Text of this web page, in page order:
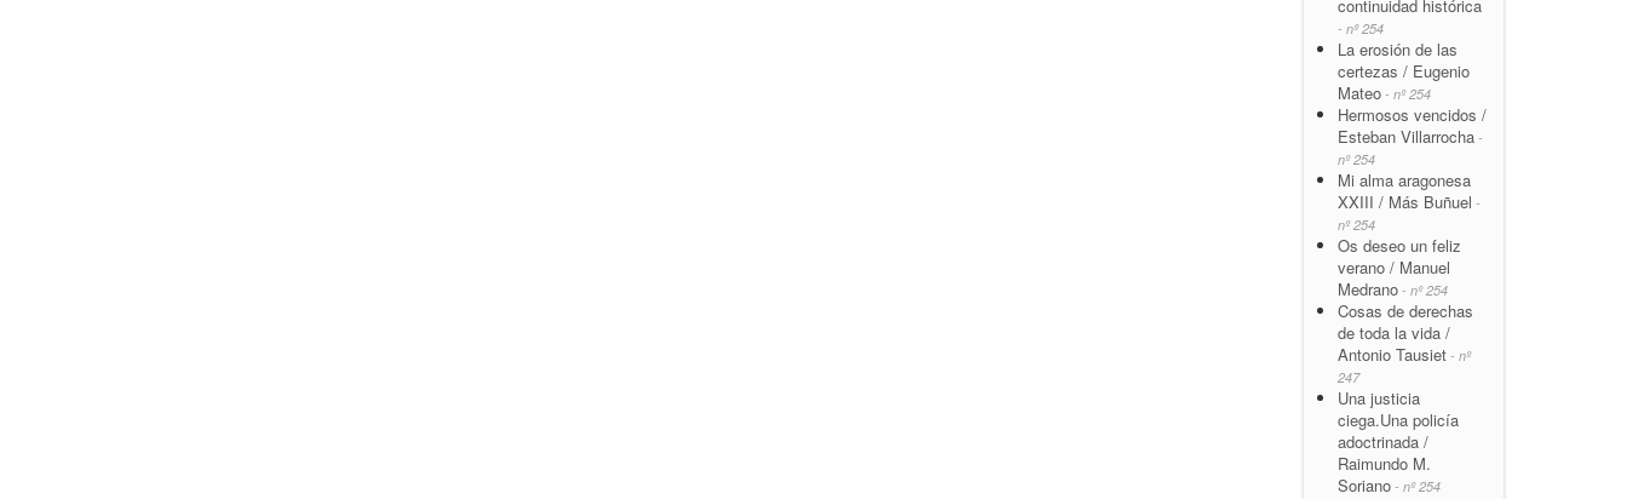
continuidad histórica
- nº 254
La erosión de las
certezas / Eugenio
Mateo - nº 254
Hermosos vencidos /
Esteban Villarrocha -
nº 254
Mi alma aragonesa
XXIII / Más Buñuel -
nº 254
Os deseo un feliz
verano / Manuel
Medrano - nº 254
Cosas de derechas
de toda la vida /
Antonio Tausiet - nº
247
Una justicia
ciega.Una policía
adoctrinada /
Raimundo M.
Soriano - nº 254